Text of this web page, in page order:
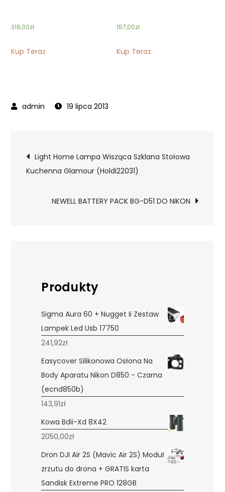
318,00zł
Kup Teraz
157,00zł
Kup Teraz
19 lipca 2013
Nawigacja
wpisu
Light Home Lampa Wisząca Szklana Stołowa
Kuchenna Glamour (Holdi22031)
NEWELL BATTERY PACK BG-D51 DO NIKON
Produkty
Sigma Aura 60 + Nugget Ii Zestaw
Lampek Led Usb 17750
241,92zł
Easycover Silikonowa Osłona Na
Body Aparatu Nikon D850 - Czarna
(ecnd850b)
143,91zł
Kowa Bdii-Xd 8X42
2050,00zł
Dron DJI Air 2S (Mavic Air 2S) Moduł
zrzutu do drona + GRATIS karta
Sandisk Extreme PRO 128GB